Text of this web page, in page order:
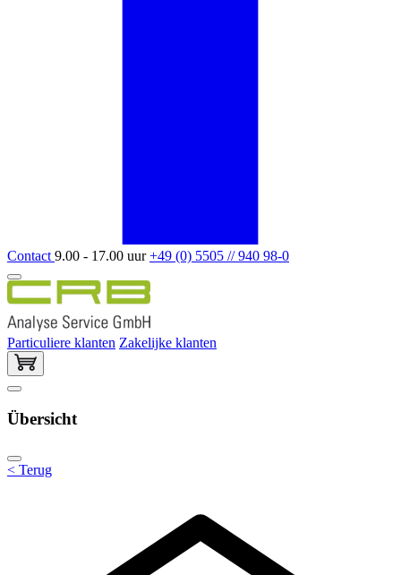
Contact 9.00 - 17.00 uur+49 (0) 5505 // 940 98-0
Particuliere klanten Zakelijke klanten
Übersicht
< Terug